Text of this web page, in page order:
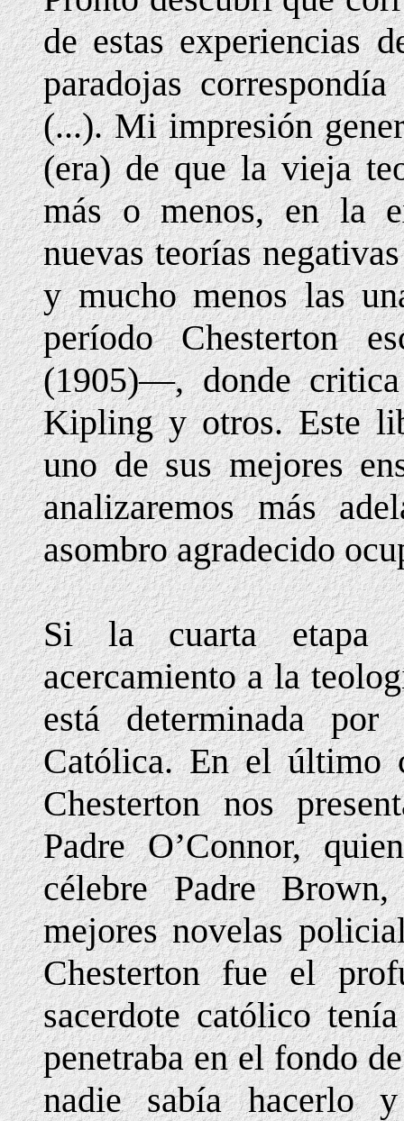
de estas experiencias
paradojas
(...). Mi impresión
(era) de que la vieja
más o menos, en la
nuevas teorías
y mucho menos las
período Chesterton
(1905)—, donde
Kipling y otros. Este
uno de sus mejores
analizaremos más
asombro agradecido
Si la cuarta etapa
acercamiento a la
está determinada
Católica. En el
Chesterton nos
Padre O’Connor,
célebre Padre
mejores novelas
Chesterton fue el
sacerdote católico
penetraba en el fondo
nadie sabía hacerlo